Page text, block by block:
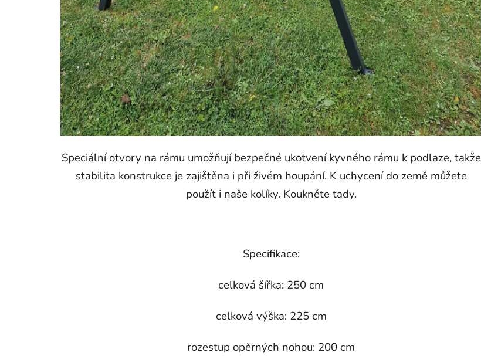
Speciální otvory na rámu umožňují bezpečné ukotvení kyvného rámu k podlaze, takže
stabilita konstrukce je zajištěna i při živém houpání. K uchycení do země můžete
použít i naše kolíky. Koukněte tady.
Specifikace:
celková šířka: 250 cm
celková výška: 225 cm
rozestup opěrných nohou: 200 cm